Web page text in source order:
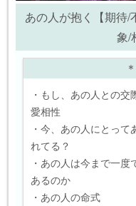
あの人が抱く【期待
象/
・もし、あの人との
愛相性
・今、あの人にとっ
れてる？
・あの人は今まで一
あるのか
・あの人の命式